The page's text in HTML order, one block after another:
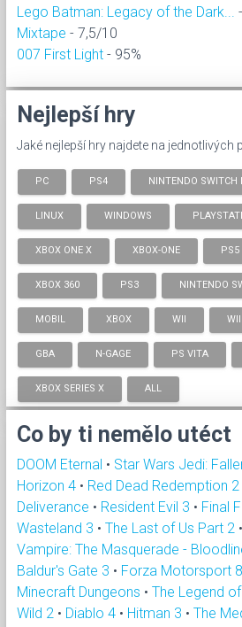
Lego Batman: Legacy of the Dark...
Mixtape - 7,5/10
007 First Light - 95%
Nejlepší hry
Jaké nejlepší hry najdete na jednotlivých
PC PS4 NINTENDO SWITCH
LINUX WINDOWS
XBOX ONE X XBOX-ONE PS5
XBOX 360 PS3 NINTENDO
MOBIL XBOX WII
GBA N-GAGE PS VITA
XBOX SERIES X ALL
Co by ti nemělo utéct
DOOM Eternal • Star Wars Jedi:
Horizon 4 • Red Dead Redemption 2
Deliverance • Resident Evil 3 • Final
Wasteland 3 • The Last of Us Part 2 •
Vampire: The Masquerade -
Baldur's Gate 3 • Forza Motorsport 8
Minecraft Dungeons • The Legend
Wild 2 • Diablo 4 • Hitman 3 • The